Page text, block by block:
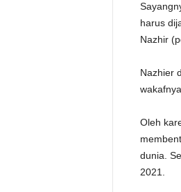
harus
Nazhir
Nazhier
Oleh
dunia.
2021.